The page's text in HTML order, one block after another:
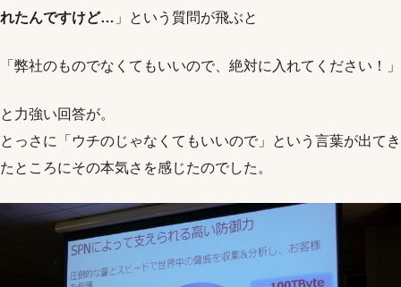
れたんですけど… 」という質問が飛ぶと
「弊社のものでなくてもいいので、絶対に入れてください！」
と力強い回答が。
とっさに「ウチのじゃなくてもいいので」という言葉が出てき
たところにその本気さを感じたのでした。